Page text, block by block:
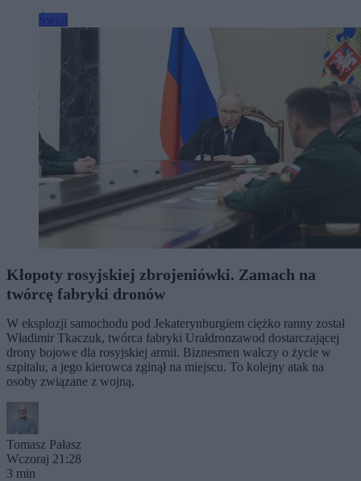
Kłopoty rosyjskiej zbrojeniówki. Zamach na
twórcę fabryki dronów
W eksplozji samochodu pod Jekaterynburgiem ciężko ranny został
Władimir Tkaczuk, twórca fabryki Urałdronzawod dostarczającej
drony bojowe dla rosyjskiej armii. Biznesmen walczy o życie w
szpitalu, a jego kierowca zginął na miejscu. To kolejny atak na
osoby związane z wojną.
Tomasz Pałasz
Wczoraj 21:28
3 min